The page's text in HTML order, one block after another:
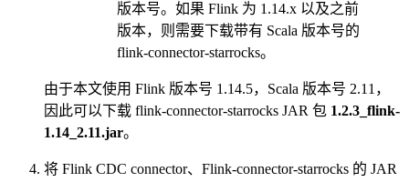
版本号。如果 Flink 为 1.14.x 以及之前
版本，则需要下载带有 Scala 版本号的
flink-connector-starrocks。
由于本文使用 Flink 版本号 1.14.5，Scala 版本号 2.11，
因此可以下载 flink-connector-starrocks JAR 包 1.2.3_flink-
1.14_2.11.jar。
将 Flink CDC connector、Flink-connector-starrocks 的 JAR